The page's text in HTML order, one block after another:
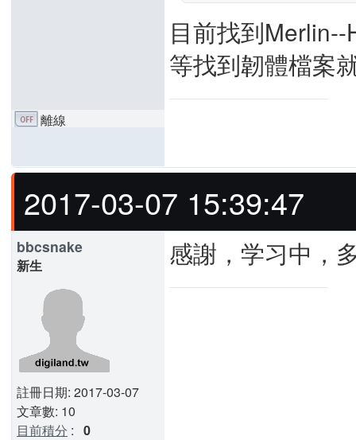
目前找到Merlin--
等找到韌體檔案
離線
2017-03-07 15:39:47
bbcsnake
新生
註冊日期: 2017-03-07
文章數: 10
目前積分 : 0
感謝，学习中，